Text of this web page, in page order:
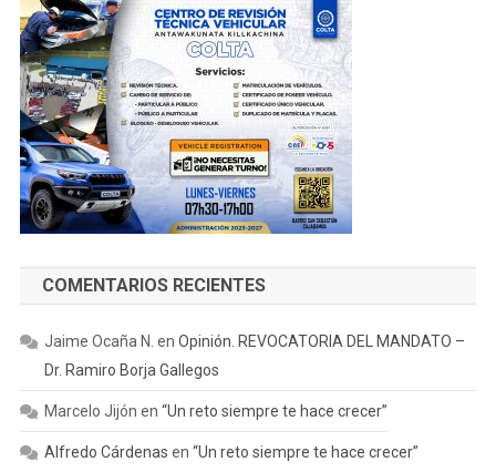
COMENTARIOS RECIENTES
Jaime Ocaña N. en Opinión. REVOCATORIA DEL MANDATO –
Dr. Ramiro Borja Gallegos
Marcelo Jijón en “Un reto siempre te hace crecer”
Alfredo Cárdenas en “Un reto siempre te hace crecer”